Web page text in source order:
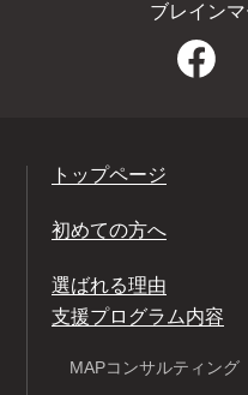
ブレイン
トップページ
初めての方へ
選ばれる理由
支援プログラム内容
MAPコンサルティング